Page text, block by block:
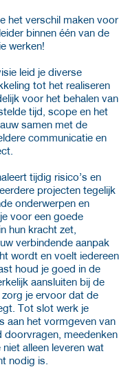
het verschil maken voor
binnen één van de
werken!
leid je diverse
tot het realiseren
voor het behalen van
tijd, scope en het
samen met de
communicatie en
tijdig risico’s en
projecten tegelijk
onderwerpen en
voor een goede
hun kracht zet,
verbindende aanpak
wordt en voelt iedereen
houd je goed in de
aansluiten bij de
je ervoor dat de
Tot slot werk je
aan het vormgeven van
doorvragen, meedenken
alleen leveren wat
nodig is.